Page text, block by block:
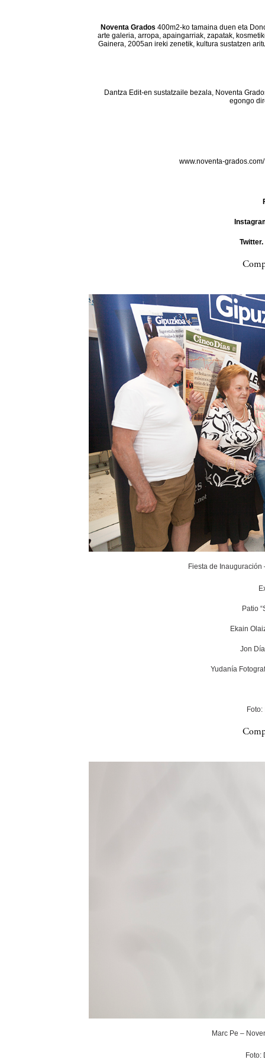
Noventa Grados 400m2-ko tamaina duen eta
arte galeria, arropa, apaingarriak, zapatak,
Gainera, 2005an ireki zenetik, kultura sustatzen
Dantza Edit-en sustatzaile bezala, Noventa
egongo
www.noventa-
Twitter.
Fiesta de
Patio
Ekain
Jon
Yudanía
Foto:
Marc Pe –
Foto: